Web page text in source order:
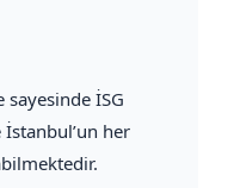
sayesinde İSG
her